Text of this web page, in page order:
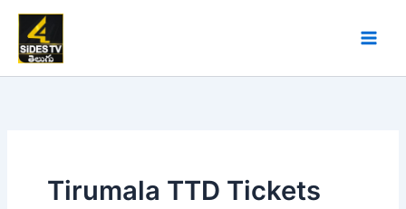
Skip
content
Tirumala TTD Tickets